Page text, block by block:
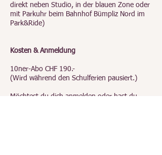
direkt neben Studio, in der blauen Zone oder
mit Parkuhr beim Bahnhof Bümpliz Nord im
Park&Ride)
Kosten & Anmeldung
10ner-Abo CHF 190.-
(Wird während den Schulferien pausiert.)
Möchtest du dich anmelden oder hast du